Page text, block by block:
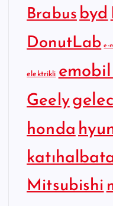
Brabus byd
DonutLab e-
elektrikli
Geely
honda
Mitsubishi